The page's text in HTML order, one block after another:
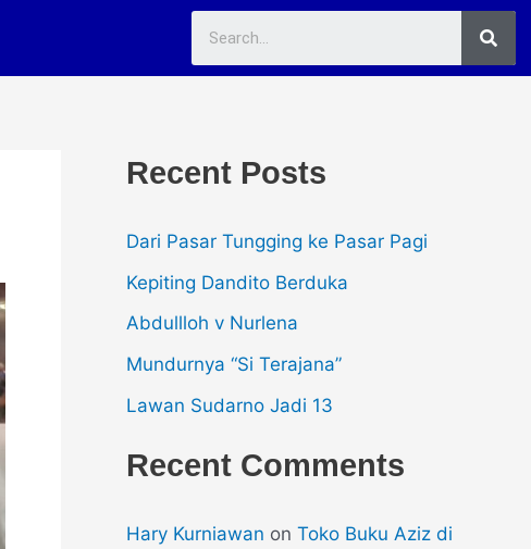
Recent Posts
Dari Pasar Tungging ke Pasar Pagi
Kepiting Dandito Berduka
Abdullloh v Nurlena
Mundurnya “Si Terajana”
Lawan Sudarno Jadi 13
Recent Comments
Hary Kurniawan on Toko Buku Aziz di